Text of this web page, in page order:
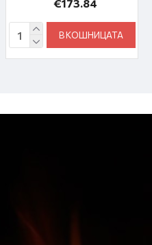
€173.84
В КОШНИЦАТА